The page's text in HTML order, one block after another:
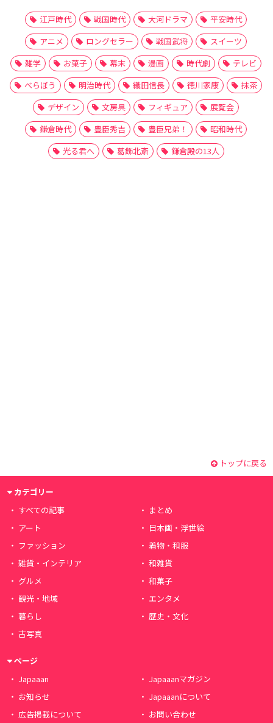
江戸時代 戦国時代 大河ドラマ
平安時代
アニメ
ロングセラー 戦国武将
スイーツ
雑学
お菓子 幕末 漫画 時代劇
テレビ
べらぼう
明治時代 織田信長 徳川家康
抹茶
デザイン
文房具 フィギュア
展覧会
鎌倉時代
豊臣秀吉 豊臣兄弟！
昭和時代
光る君へ
葛飾北斎 鎌倉殿の13人
トップに戻る
カテゴリー
すべての記事
まとめ
アート
日本画・浮世絵
ファッション
着物・和服
雑貨・インテリア
和雑貨
グルメ
和菓子
観光・地域
エンタメ
暮らし
歴史・文化
古写真
ページ
Japaaan
Japaaanマガジン
お知らせ
Japaaanについて
広告掲載について
お問い合わせ